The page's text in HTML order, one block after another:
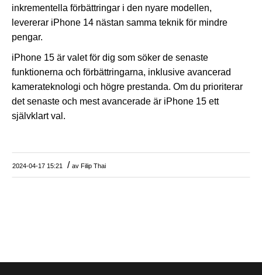
inkrementella förbättringar i den nyare modellen,
levererar iPhone 14 nästan samma teknik för mindre
pengar.
iPhone 15 är valet för dig som söker de senaste
funktionerna och förbättringarna, inklusive avancerad
kamerateknologi och högre prestanda. Om du prioriterar
det senaste och mest avancerade är iPhone 15 ett
självklart val.
2024-04-17 15:21 / av Filip Thai